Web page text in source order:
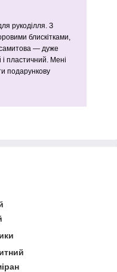
рукоділля. З
блискітками,
— дуже
пластичний. Мені
подарункову